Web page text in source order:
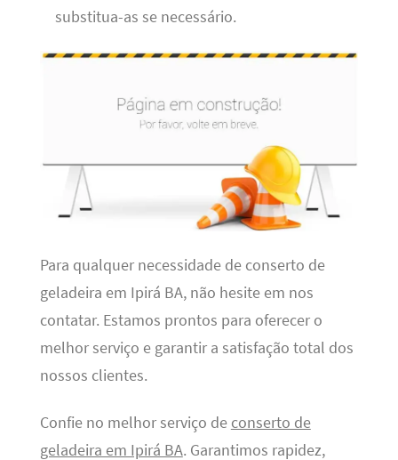
substitua-as se necessário.
Para qualquer necessidade de conserto de
geladeira em Ipirá BA, não hesite em nos
contatar. Estamos prontos para oferecer o
melhor serviço e garantir a satisfação total dos
nossos clientes.
Confie no melhor serviço de conserto de
geladeira em Ipirá BA. Garantimos rapidez,